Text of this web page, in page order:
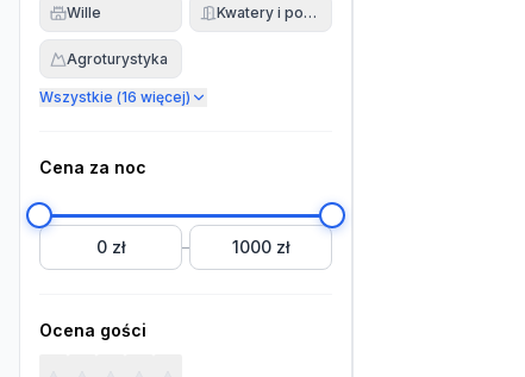
Wille Kwatery i pokoje
Agroturystyka
Wszystkie (16 więcej)
Cena za noc
0 zł – 1000 zł
Ocena gości